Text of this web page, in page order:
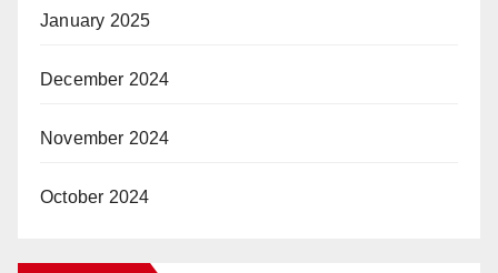
January 2025
December 2024
November 2024
October 2024